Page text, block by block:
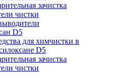
зачистка
чистки
D5
для химчистки в
D5
зачистка
чистки